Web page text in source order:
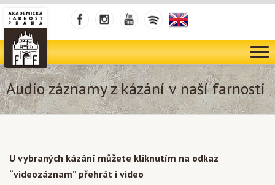
Audio záznamy z kázání v naší farnosti
U vybraných kázání můžete kliknutím na odkaz
“videozáznam” přehrát i video